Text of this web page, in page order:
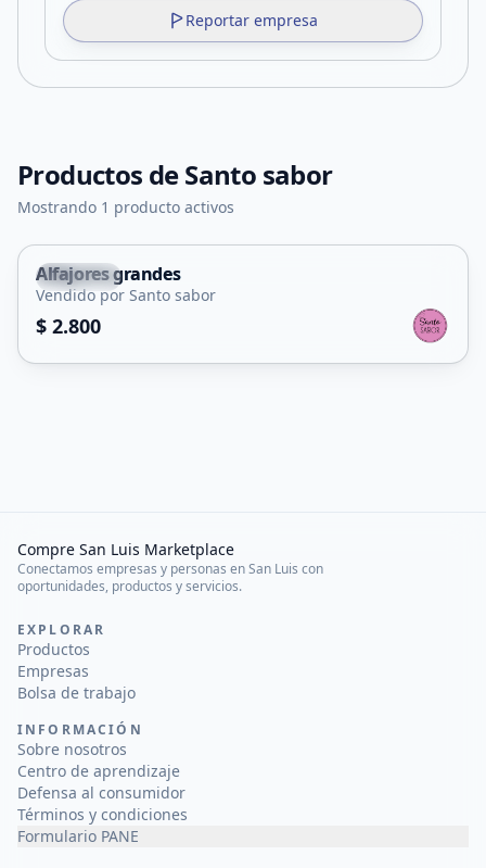
Reportar empresa
Productos deSanto sabor
Mostrando 1 producto activos
Capital
Alfajores grandes
Vendido por Santo sabor
$ 2.800
Compre San Luis Marketplace
Conectamos empresas y personas en San Luis con
oportunidades, productos y servicios.
EXPLORAR
Productos
Empresas
Bolsa de trabajo
INFORMACIÓN
Sobre nosotros
Centro de aprendizaje
Defensa al consumidor
Términos y condiciones
Formulario PANE